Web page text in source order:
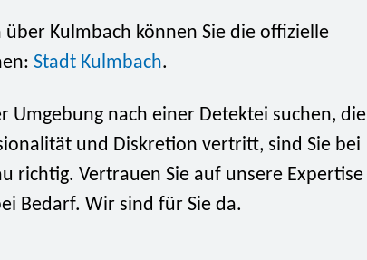
Kulmbach können Sie die offizielle
Stadt Kulmbach.
Umgebung nach einer Detektei suchen, die
und Diskretion vertritt, sind Sie bei
richtig. Vertrauen Sie auf unsere Expertise
Bedarf. Wir sind für Sie da.